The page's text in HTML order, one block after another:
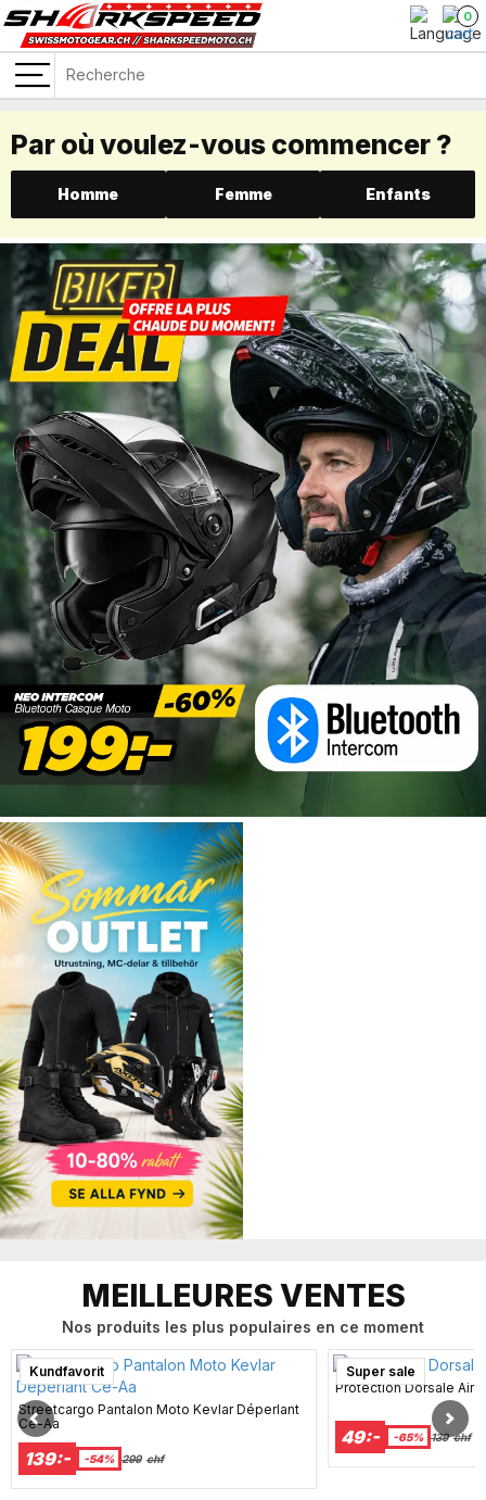
0
Par où voulez-vous commencer ?
Homme Femme Enfants
MEILLEURES VENTES
Nos produits les plus populaires en ce moment
Kundfavorit
Streetcargo Pantalon Moto Kevlar Déperlant
Ce-Aa
139:- -54% 299 chf
Super sale
Protection Dorsale Air-
49:- -65% 139 chf